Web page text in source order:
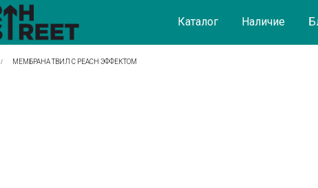
Каталог Наличие
/ МЕМБРАНА ТВИЛ С PEACH ЭФФЕКТОМ